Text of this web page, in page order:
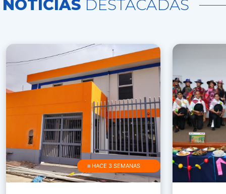
NOTICIAS DESTACADAS
≡ HACE 3 SEMANAS